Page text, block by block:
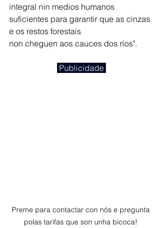
integral nin medios humanos
suficientes para garantir que as cinzas
e os restos forestais
non cheguen aos cauces dos ríos".
Publicidade
Preme para contactar con nós e pregunta
polas tarifas que son unha bicoca!